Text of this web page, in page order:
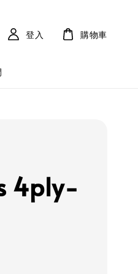
登入 購物車
4ply-